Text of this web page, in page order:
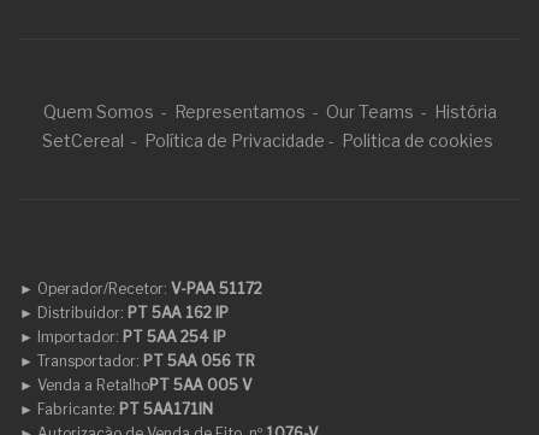
Quem Somos - Representamos - Our Teams - História
SetCereal - Política de Privacidade - Politica de cookies
► Operador/Recetor: V-PAA 51172
► Distribuidor: PT 5AA 162 IP
►
Importador: PT 5AA 254 IP
► Transportador: PT 5AA 056 TR
► Venda a RetalhoPT 5AA 005 V
► Fabricante: PT 5AA171IN